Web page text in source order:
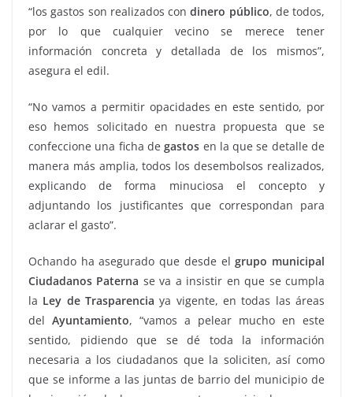
“los gastos son realizados con dinero público, de todos,
por lo que cualquier vecino se merece tener
información concreta y detallada de los mismos”,
asegura el edil.
“No vamos a permitir opacidades en este sentido, por
eso hemos solicitado en nuestra propuesta que se
confeccione una ficha degastos en la que se detalle de
manera más amplia, todos los desembolsos realizados,
explicando de forma minuciosa el concepto y
adjuntando los justificantes que correspondan para
aclarar el gasto”.
Ochando ha asegurado que desde elgrupo municipal
Ciudadanos Paterna se va a insistir en que se cumpla
la Ley de Trasparencia ya vigente, en todas las áreas
del Ayuntamiento, “vamos a pelear mucho en este
sentido, pidiendo que se dé toda la información
necesaria a los ciudadanos que la soliciten, así como
que se informe a las juntas de barrio del municipio de